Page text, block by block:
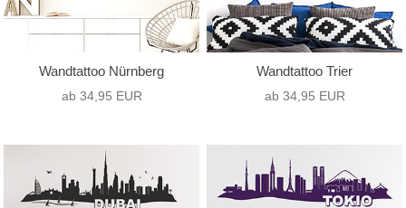
Wandtattoo Nürnberg
ab 34,95 EUR
Wandtattoo Trier
ab 34,95 EUR